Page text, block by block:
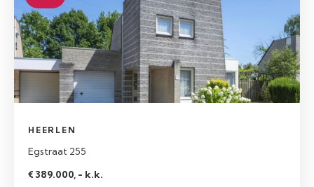
HEERLEN
Egstraat 255
€ 389.000, - k.k.